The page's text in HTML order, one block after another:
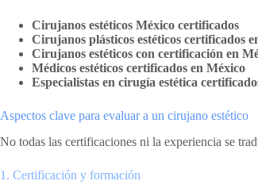
Cirujanos estéticos México certificados
Cirujanos plásticos estéticos certificados
Cirujanos estéticos con certificación en
Médicos estéticos certificados en México
Especialistas en cirugía estética
Aspectos clave para evaluar a un cirujano estético
No todas las certificaciones ni la experiencia se
1. Certificación y formación